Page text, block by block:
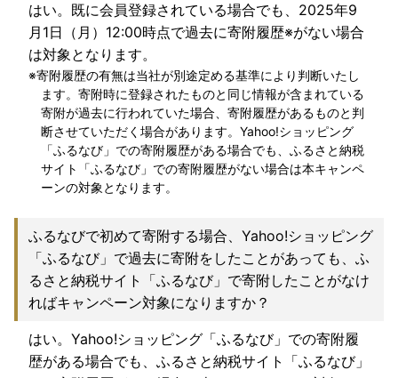
はい。既に会員登録されている場合でも、2025年9
月1日（月）12:00時点で過去に寄附履歴※がない場合
は対象となります。
寄附履歴の有無は当社が別途定める基準により判断いたし
ます。寄附時に登録されたものと同じ情報が含まれている
寄附が過去に行われていた場合、寄附履歴があるものと判
断させていただく場合があります。Yahoo!ショッピング
「ふるなび」での寄附履歴がある場合でも、ふるさと納税
サイト「ふるなび」での寄附履歴がない場合は本キャンペ
ーンの対象となります。
ふるなびで初めて寄附する場合、Yahoo!ショッピング
「ふるなび」で過去に寄附をしたことがあっても、ふ
るさと納税サイト「ふるなび」で寄附したことがなけ
ればキャンペーン対象になりますか？
はい。Yahoo!ショッピング「ふるなび」での寄附履
歴がある場合でも、ふるさと納税サイト「ふるなび」